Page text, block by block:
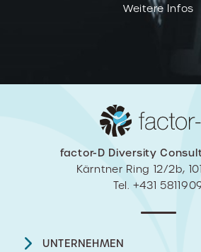
Weitere Infos
factor-D Diversity
Kärntner Ring 12/2b,
Tel. +431
UNTERNEHMEN